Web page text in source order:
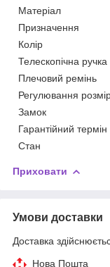
Матеріал
Призначення
Колір
Телескопічна ручка
Плечовий ремінь
Регулювання
Замок
Гарантійний термін
Стан
Приховати
Умови доставки
Доставка
Нова Пошта